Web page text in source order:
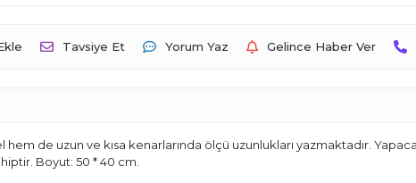
Tavsiye Et Yorum Yaz Gelince Haber Ver
de uzun ve kısa kenarlarında ölçü uzunlukları yazmaktadır.
Boyut: 50 * 40 cm.